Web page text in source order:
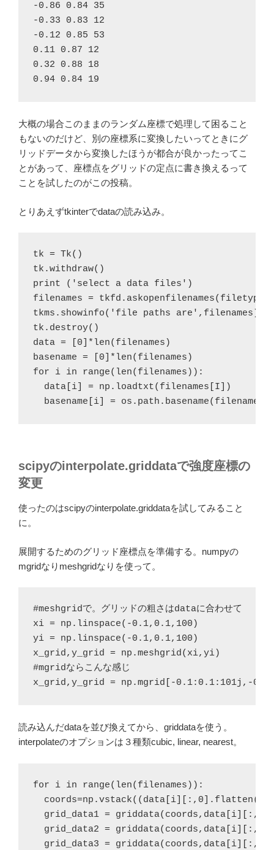
-0.86 0.84 35
-0.33 0.83 12
-0.12 0.85 53
0.11 0.87 12
0.32 0.88 18
0.94 0.84 19
大概の場合このままのランダム座標で処理して困ること
もないのだけど、別の座標系に変換したいってときにグ
リッドデータから変換したほうが都合が良かったってこ
とがあって、座標点をグリッドの定点に書き換えるって
ことを試したのがこの投稿。
とりあえずtkinterでdataの読み込み。
tk = Tk()
tk.withdraw()
filenames =
tkms.showinfo('file paths are',filenames)
tk.destroy()
data = [0]*len(filenames)
basename = [0]*len(filenames)
for i in range(len(filenames)):
  data[i] = np.loadtxt(filenames[
I ])
basename[i] =
scipyのinterpolate.griddataで強度座標の
変更
使ったのはscipyのinterpolate.griddataを試してみること
に。
展開するためのグリッド座標点を準備する。numpyの
mgridなりmeshgridなりを使って。
#meshgridで。グリッドの粗さはdataに合わせて
yi = np.linspace(-0.1,0.1,100)
x_grid,y_grid = np.meshgrid(xi,yi)
#mgridならこんな感じ
x_grid,y_grid = np.mgrid[-0.1:0.1:101j,-
読み込んだdataを並び換えてから、griddataを使う。
interpolateのオプションは３種類cubic, linear, nearest。
grid_data1 =
grid_data3 =